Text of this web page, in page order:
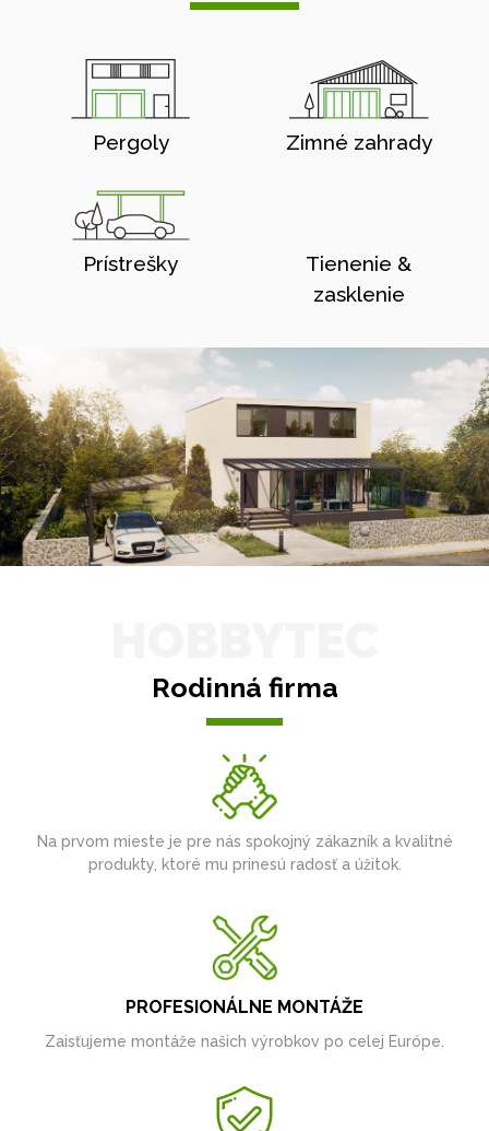
Pergoly Zimné zahrady
Prístrešky
Tienenie &
zasklenie
Rodinná firma
Na prvom mieste je pre nás spokojný zákazník a kvalitné
produkty, ktoré mu prinesú radosť a úžitok.
PROFESIONÁLNE MONTÁŽE
Zaisťujeme montáže našich výrobkov po celej Európe.